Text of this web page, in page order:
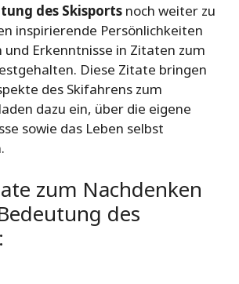
des Skisports noch weiter zu
inspirierende Persönlichkeiten
und Erkenntnisse in Zitaten zum
Diese Zitate bringen
des Skifahrens zum
dazu ein, über die eigene
sowie das Leben selbst
zum Nachdenken
des